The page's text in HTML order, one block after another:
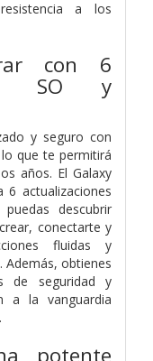
a los
con 6
SO y
y seguro con
que te permitirá
años. El Galaxy
6 actualizaciones
descubrir
conectarte y
fluidas y
Además, obtienes
de seguridad y
a la vanguardia
potente